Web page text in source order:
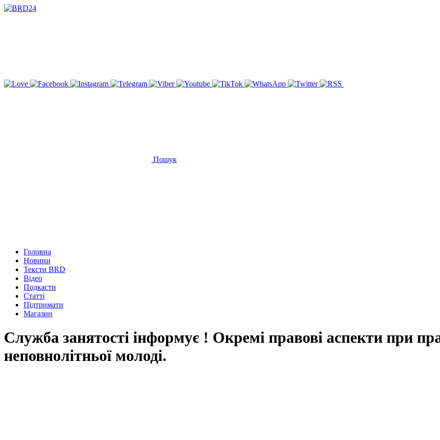
Пошук
Головна
Новини
Тексти BRD
Відео
Подкасти
Статті
Підтримати
Магазин
Служба занятості інформує ! Окремі правові аспекти при
неповнолітньої молоді.